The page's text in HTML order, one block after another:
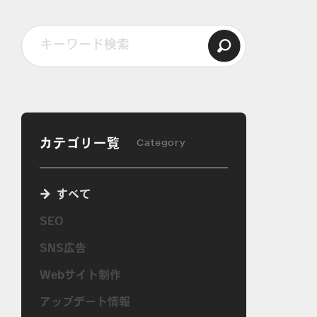
カテゴリ一覧 Category
すべて
SEO
SNS広告
Webサイト制作
アップデート情報